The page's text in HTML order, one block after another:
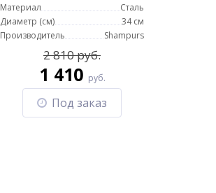
Материал
Сталь
Диаметр (см)
34 см
Производитель
Shampurs
2 810 руб.
1 410 руб.
Под заказ